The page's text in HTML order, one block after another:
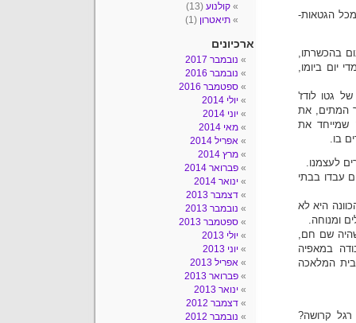
הגטאות-
בהכשרתו,
יום ביומו,
של גטו לודז'
המתים, את
שמייחד את
בו.
לעצמנו.
עבדו בבתי
היא לא
ומנוחה.
שהיה שם חם,
במאפיה
המלאכה
קרושה?
קולנוע (13)
תיאטרון (1)
ארכיונים
נובמבר 2017
נובמבר 2016
ספטמבר 2016
יולי 2014
יוני 2014
מאי 2014
אפריל 2014
מרץ 2014
פברואר 2014
ינואר 2014
דצמבר 2013
נובמבר 2013
ספטמבר 2013
יולי 2013
יוני 2013
אפריל 2013
פברואר 2013
ינואר 2013
דצמבר 2012
נובמבר 2012